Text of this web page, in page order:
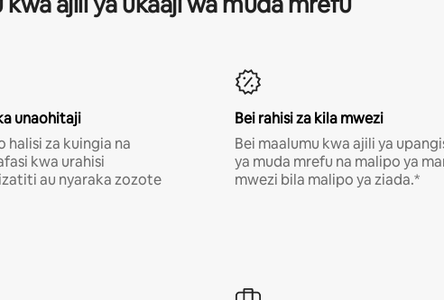
unaohitaji
halisi za kuingia na
kwa urahisi
au nyaraka zozote
Bei rahisi za kila mwezi
Bei maalumu kwa ajili ya
ya muda mrefu na malipo ya
mwezi bila malipo ya ziada.*